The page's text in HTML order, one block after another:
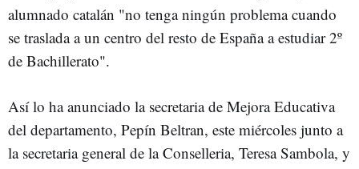
alumnado catalán "no tenga ningún problema cuando
se traslada a un centro del resto de España a estudiar 2º
de Bachillerato".
Así lo ha anunciado la secretaria de Mejora Educativa
del departamento, Pepín Beltran, este miércoles junto a
la secretaria general de la Conselleria, Teresa Sambola, y